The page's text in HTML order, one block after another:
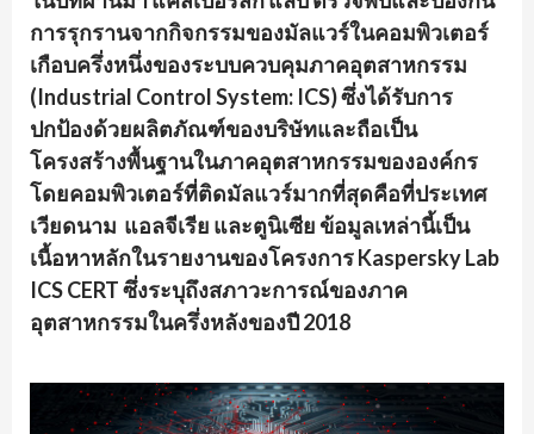
การรุกรานจากกิจกรรมของมัลแวร์ในคอมพิวเตอร์
เกือบครึ่งหนึ่งของระบบควบคุมภาคอุตสาหกรรม
(Industrial Control System: ICS) ซึ่งได้รับการ
ปกป้องด้วยผลิตภัณฑ์ของบริษัทและถือเป็น
โครงสร้างพื้นฐานในภาคอุตสาหกรรมขององค์กร
โดยคอมพิวเตอร์ที่ติดมัลแวร์มากที่สุดคือที่ประเทศ
เวียดนาม แอลจีเรีย และตูนิเซีย ข้อมูลเหล่านี้เป็น
เนื้อหาหลักในรายงานของโครงการ Kaspersky Lab
ICS CERT ซึ่งระบุถึงสภาวะการณ์ของภาค
อุตสาหกรรมในครึ่งหลังของปี 2018